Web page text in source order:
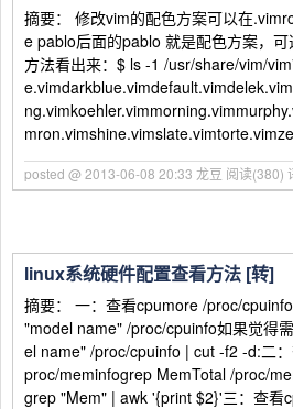
摘要： 修改vim的配色方案可以在
e pablo后面的pablo 就是配色方案，
方法看出来：$ ls -1 /usr/share/vim/
posted @ 2013-06-08 20:33 龙豆 阅读(380)
linux系统硬件配置查看方法 [转]
摘要： 一：查看cpumore /proc/
"model name" /proc/cpuinfo如果觉得
el name" /proc/cpuinfo | cut -f2 -d:二
proc/meminfogrep MemTotal /proc/
grep "Mem" | awk '{print $2}'三：查看